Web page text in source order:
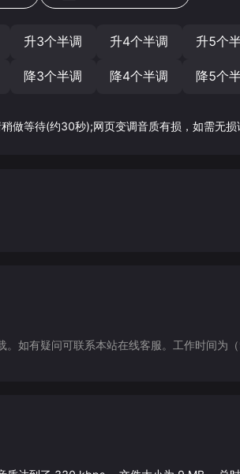
升3个半调 升4个半调 升5个
降3个半调 降4个半调 降5个
做等待(约30秒);网页变调音质有损，如需无损
。如有疑问可联系本站在线客服。工作时间